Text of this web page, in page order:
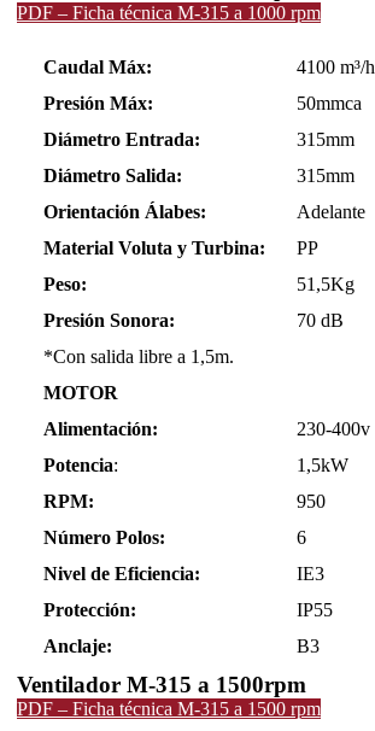
PDF – Ficha técnica M-315 a 1000 rpm
Caudal Máx:
4100 m³/h
Presión Máx:
50mmca
Diámetro Entrada:
315mm
Diámetro Salida:
315mm
Orientación Álabes:
Adelante
Material Voluta y Turbina:
PP
Peso:
51,5Kg
Presión Sonora:
70 dB
*Con salida libre a 1,5m.
MOTOR
Alimentación:
230-400v
Potencia:
1,5kW
RPM:
950
Número Polos:
6
Nivel de Eficiencia:
IE3
Protección:
IP55
Anclaje:
B3
Ventilador M-315 a 1500rpm
PDF – Ficha técnica M-315 a 1500 rpm